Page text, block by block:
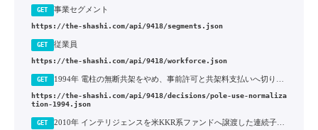
GET 事業セグメント
https://the-shashi.com/api/9418/segments.json
GET 従業員
https://the-shashi.com/api/9418/workforce.json
GET
https://the-shashi.com/api/9418/decisions/pole-use-normaliza
tion-1994.json
GET 2010年 インテリジェンスを米KKR系ファンドへ譲渡した連続子会社売却